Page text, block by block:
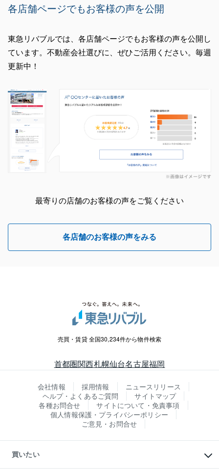
各店舗ページでもお客様の声を公開
東急リバブルでは、各店舗ページでもお客様の声を公開し
ています。不動産会社選びに、ぜひご活用ください。毎週
更新中！
最寄りの店舗のお客様の声をご覧ください
各店舗のお客様の声をみる
売買・賃貸 全国30,234件から物件検索
首都圏関西札幌仙台名古屋福岡
会社情報 採用情報
ニュースリリース
ヘルプ・よくあるご質問
サイトマップ
各種お問合せ
サイトについて・免責事項
個人情報保護・プライバシーポリシー
ご意見・お問合せ
買いたい